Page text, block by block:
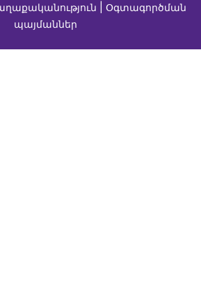
| Օգտագործման
պայմաններ